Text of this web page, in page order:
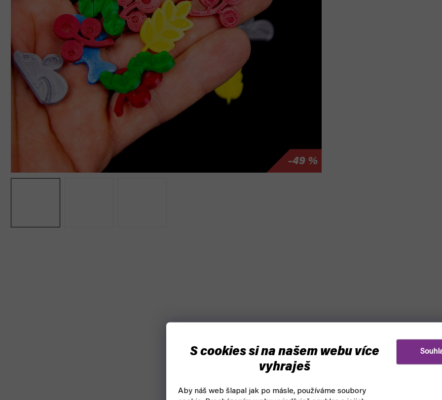
S cookies si na našem webu více
vyhraješ
Aby náš web šlapal jak po másle, používáme soubory
–49 %